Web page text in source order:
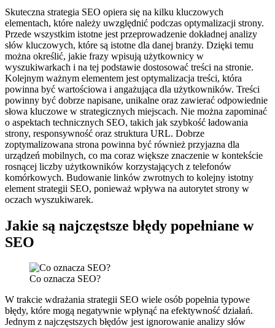
Skuteczna strategia SEO opiera się na kilku kluczowych
elementach, które należy uwzględnić podczas optymalizacji strony.
Przede wszystkim istotne jest przeprowadzenie dokładnej analizy
słów kluczowych, które są istotne dla danej branży. Dzięki temu
można określić, jakie frazy wpisują użytkownicy w
wyszukiwarkach i na tej podstawie dostosować treści na stronie.
Kolejnym ważnym elementem jest optymalizacja treści, która
powinna być wartościowa i angażująca dla użytkowników. Treści
powinny być dobrze napisane, unikalne oraz zawierać odpowiednie
słowa kluczowe w strategicznych miejscach. Nie można zapominać
o aspektach technicznych SEO, takich jak szybkość ładowania
strony, responsywność oraz struktura URL. Dobrze
zoptymalizowana strona powinna być również przyjazna dla
urządzeń mobilnych, co ma coraz większe znaczenie w kontekście
rosnącej liczby użytkowników korzystających z telefonów
komórkowych. Budowanie linków zwrotnych to kolejny istotny
element strategii SEO, ponieważ wpływa na autorytet strony w
oczach wyszukiwarek.
Jakie są najczęstsze błędy popełniane w
SEO
Co oznacza SEO?
W trakcie wdrażania strategii SEO wiele osób popełnia typowe
błędy, które mogą negatywnie wpłynąć na efektywność działań.
Jednym z najczęstszych błędów jest ignorowanie analizy słów